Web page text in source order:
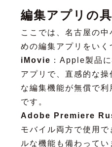
編集アプリの
ここでは、名古屋の
めの編集アプリをいく
iMovie ：Apple製品
アプリで、直感的な
な編集機能が無償で
です。
Adobe Premiere
モバイル両方で使用
ルな機能も備わって